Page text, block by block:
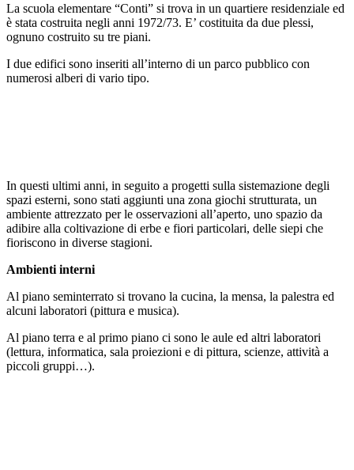
La scuola elementare “Conti” si trova in un quartiere residenziale ed
è stata costruita negli anni 1972/73. E’ costituita da due plessi,
ognuno costruito su tre piani.
I due edifici sono inseriti all’interno di un parco pubblico con
numerosi alberi di vario tipo.
In questi ultimi anni, in seguito a progetti sulla sistemazione degli
spazi esterni, sono stati aggiunti una zona giochi strutturata, un
ambiente attrezzato per le osservazioni all’aperto, uno spazio da
adibire alla coltivazione di erbe e fiori particolari, delle siepi che
fioriscono in diverse stagioni.
Ambienti interni
Al piano seminterrato si trovano la cucina, la mensa, la palestra ed
alcuni laboratori (pittura e musica).
Al piano terra e al primo piano ci sono le aule ed altri laboratori
(lettura, informatica, sala proiezioni e di pittura, scienze, attività a
piccoli gruppi…).